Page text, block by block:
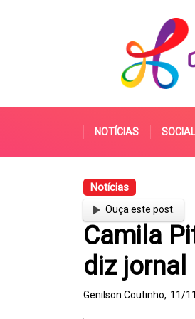
NOTÍCIAS SOCIAL
Notícias
Ouça este post.
Camila
diz jornal
Genilson Coutinho, 11/